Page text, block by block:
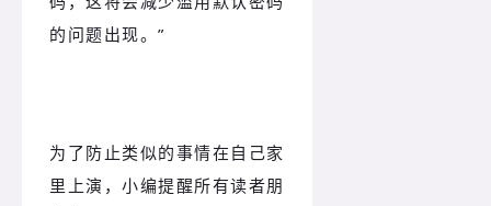
的问题出现。”
为了防止类似的事情在自己家
里上演，小编提醒所有读者朋